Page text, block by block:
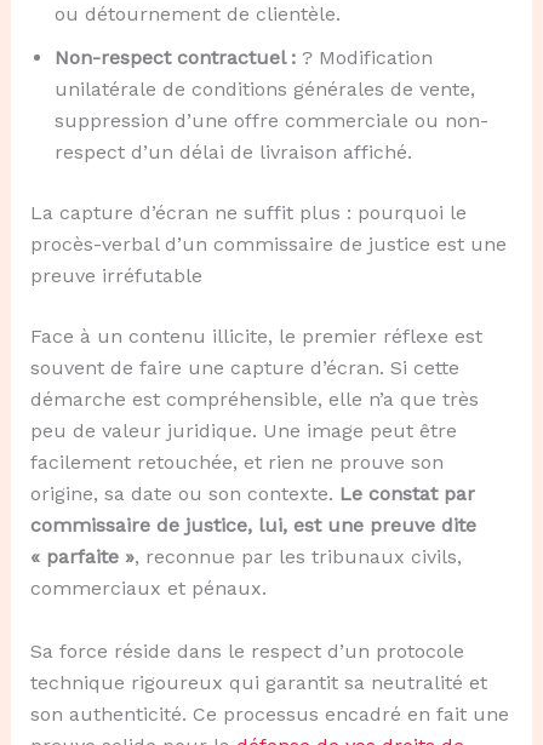
ou détournement de clientèle.
Non-respect contractuel :? Modification
unilatérale de conditions générales de vente,
suppression d’une offre commerciale ou non-
respect d’un délai de livraison affiché.
La capture d’écran ne suffit plus : pourquoi le
procès-verbal d’un commissaire de justice est une
preuve irréfutable
Face à un contenu illicite, le premier réflexe est
souvent de faire une capture d’écran. Si cette
démarche est compréhensible, elle n’a que très
peu de valeur juridique. Une image peut être
facilement retouchée, et rien ne prouve son
origine, sa date ou son contexte. Le constat par
commissaire de justice, lui, est une preuve dite
« parfaite », reconnue par les tribunaux civils,
commerciaux et pénaux.
Sa force réside dans le respect d’un protocole
technique rigoureux qui garantit sa neutralité et
son authenticité. Ce processus encadré en fait une